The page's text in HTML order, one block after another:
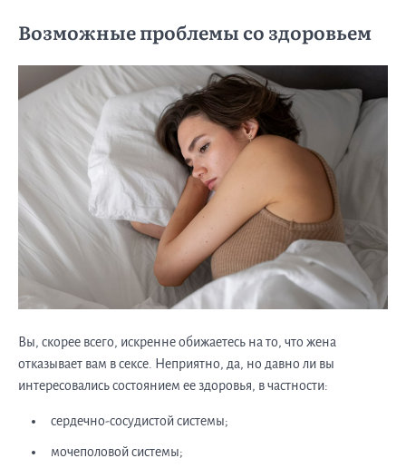
Возможные проблемы со здоровьем
Вы, скорее всего, искренне обижаетесь на то, что жена
отказывает вам в сексе. Неприятно, да, но давно ли вы
интересовались состоянием ее здоровья, в частности:
сердечно-сосудистой системы;
мочеполовой системы;